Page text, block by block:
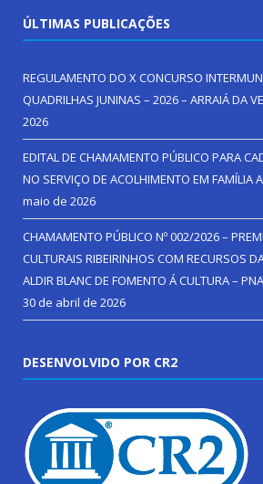
ÚLTIMAS PUBLICAÇÕES
REGULAMENTO DO X CONCURSO
QUADRILHAS JUNINAS – 2026 – ARRAIÁ DA
2026
EDITAL DE CHAMAMENTO PÚBLICO PARA
NO SERVIÇO DE ACOLHIMENTO EM FAMÍLIA
maio de 2026
CHAMAMENTO PÚBLICO Nº 002/2026 –
CULTURAIS RIBEIRINHOS COM RECURSOS
ALDIR BLANC DE FOMENTO Á CULTURA –
30 de abril de 2026
DESENVOLVIDO POR CR2